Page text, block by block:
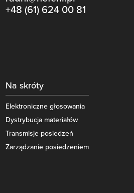
+48 (61) 624 00 81
Na skróty
Elektroniczne głosowania
Dystrybucja materiałów
Transmisje posiedzeń
Zarządzanie posiedzeniem